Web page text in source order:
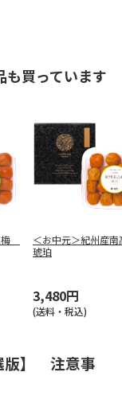
も買っています
梅
＜お中元＞紀州産
琥珀
3,480円
(送料・税込)
版】 注意事